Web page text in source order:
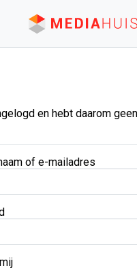
en hebt daarom
of e-mailadres